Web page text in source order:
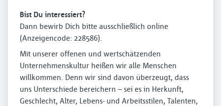
Bist Du interessiert?
Dann bewirb Dich bitte ausschließlich online
(Anzeigencode: 228586).
Mit unserer offenen und wertschätzenden
Unternehmenskultur heißen wir alle Menschen
willkommen. Denn wir sind davon überzeugt, dass
uns Unterschiede bereichern – sei es in Herkunft,
Geschlecht, Alter, Lebens- und Arbeitsstilen, Talenten,